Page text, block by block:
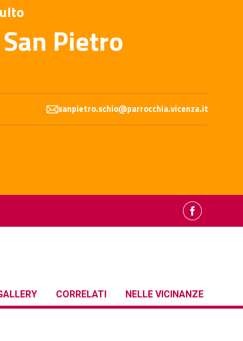
Pietro
sanpietro.schio@parrocchia.vicenza.it
CORRELATI NELLE VICINANZE